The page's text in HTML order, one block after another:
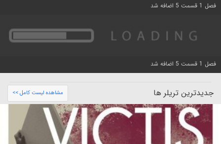
فصل 1 قسمت 5 اضافه شد
فصل 1 قسمت 5 اضافه شد
جدیدترین تریلر ها مشاهده لیست کامل >>